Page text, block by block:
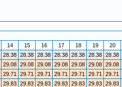
14 15 16 17 18 19 20
28.38 28.38 28.38 28.38 28.38 28.38 28.38
29.08 29.08 29.08 29.08 29.08 29.08 29.08
29.71 29.71 29.71 29.71 29.71 29.71 29.71
29.83 29.83 29.83 29.83 29.83 29.83 29.83